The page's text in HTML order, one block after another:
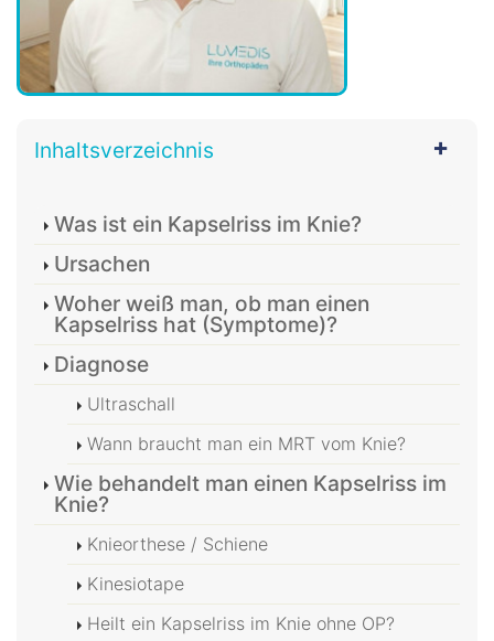
Inhaltsverzeichnis
Was ist ein Kapselriss im Knie?
Ursachen
Woher weiß man, ob man einen
Kapselriss hat (Symptome)?
Diagnose
Ultraschall
Wann braucht man ein MRT vom Knie?
Wie behandelt man einen Kapselriss im
Knie?
Knieorthese / Schiene
Kinesiotape
Heilt ein Kapselriss im Knie ohne OP?